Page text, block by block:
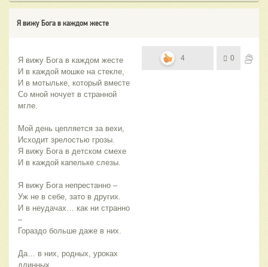
Я вижу Бога в каждом жесте
Я вижу Бога в каждом жесте
И в каждой мошке на стекле,
И в мотыльке, который вместе
Со мной ночует в странной
мгле.
Мой день цепляется за вехи,
Исходит зрелостью грозы.
Я вижу Бога в детском смехе
И в каждой капельке слезы.
Я вижу Бога непрестанно –
Уж не в себе, зато в других.
И в неудачах… как ни странно
–
Гораздо больше даже в них.
Да… в них, родных, уроках
длинных,
4 0